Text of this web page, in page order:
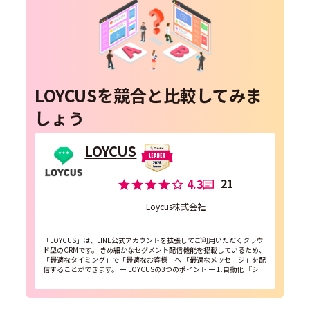
LOYCUSを競合と比較してみま
しょう
LOYCUS
4.3 21
Loycus株式会社
「LOYCUS」は、LINE公式アカウントを拡張してご利用いただくクラウ
ド型のCRMです。 きめ細かなセグメント配信機能を搭載しているため、
「最適なタイミング」で「最適なお客様」へ 「最適なメッセージ」を配
信することができます。 ー LOYCUSの3つのポイント ー 1.自動化 『シナ